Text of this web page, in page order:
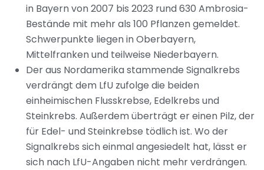
in Bayern von 2007 bis 2023 rund 630 Ambrosia-
Bestände mit mehr als 100 Pflanzen gemeldet.
Schwerpunkte liegen in Oberbayern,
Mittelfranken und teilweise Niederbayern.
Der aus Nordamerika stammende Signalkrebs
verdrängt dem LfU zufolge die beiden
einheimischen Flusskrebse, Edelkrebs und
Steinkrebs. Außerdem überträgt er einen Pilz, der
für Edel- und Steinkrebse tödlich ist. Wo der
Signalkrebs sich einmal angesiedelt hat, lässt er
sich nach LfU-Angaben nicht mehr verdrängen.